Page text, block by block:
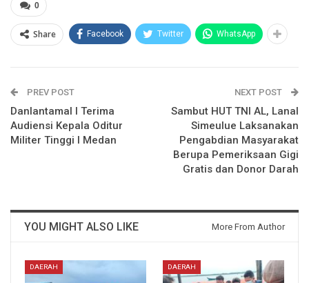
0
Share Facebook Twitter WhatsApp
PREV POST
Danlantamal I Terima
Audiensi Kepala Oditur
Militer Tinggi I Medan
NEXT POST
Sambut HUT TNI AL, Lanal
Simeulue Laksanakan
Pengabdian Masyarakat
Berupa Pemeriksaan Gigi
Gratis dan Donor Darah
YOU MIGHT ALSO LIKE More From Author
DAERAH DAERAH